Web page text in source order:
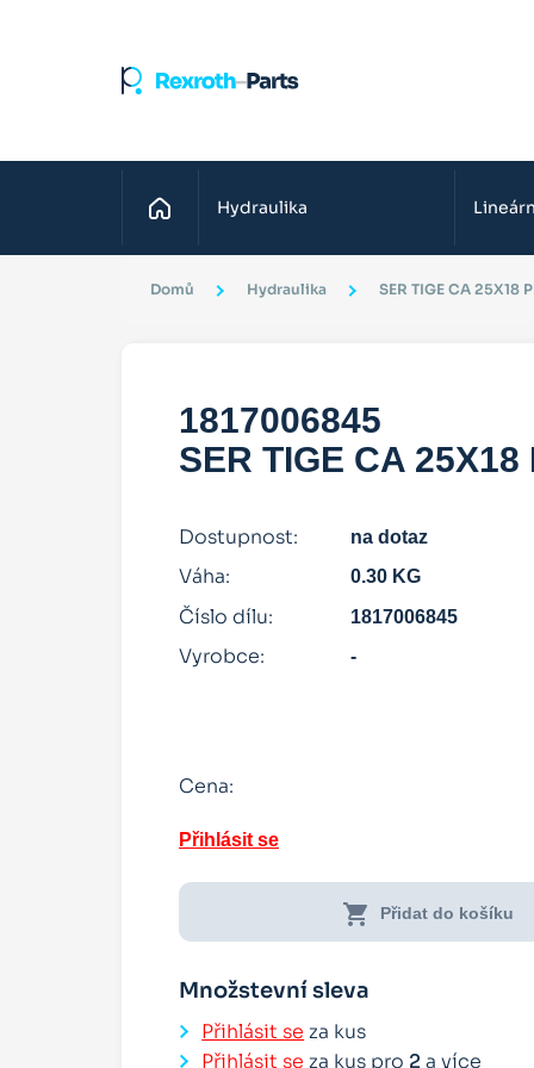
Domů Hydraulika
Domů Hydraulika SER TIGE CA 25X18
1817006845
SER TIGE CA 25X18
Dostupnost: na dotaz
Váha: 0.30 KG
Číslo dílu: 1817006845
Vyrobce: -
Cena:
Přihlásit se
shopping_cart Přidat do košíku
Množstevní sleva
Přihlásit se za kus
Přihlásit se za kus pro 2a více